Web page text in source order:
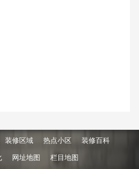
装修区域 热点小区 装修百科
网址地图 栏目地图